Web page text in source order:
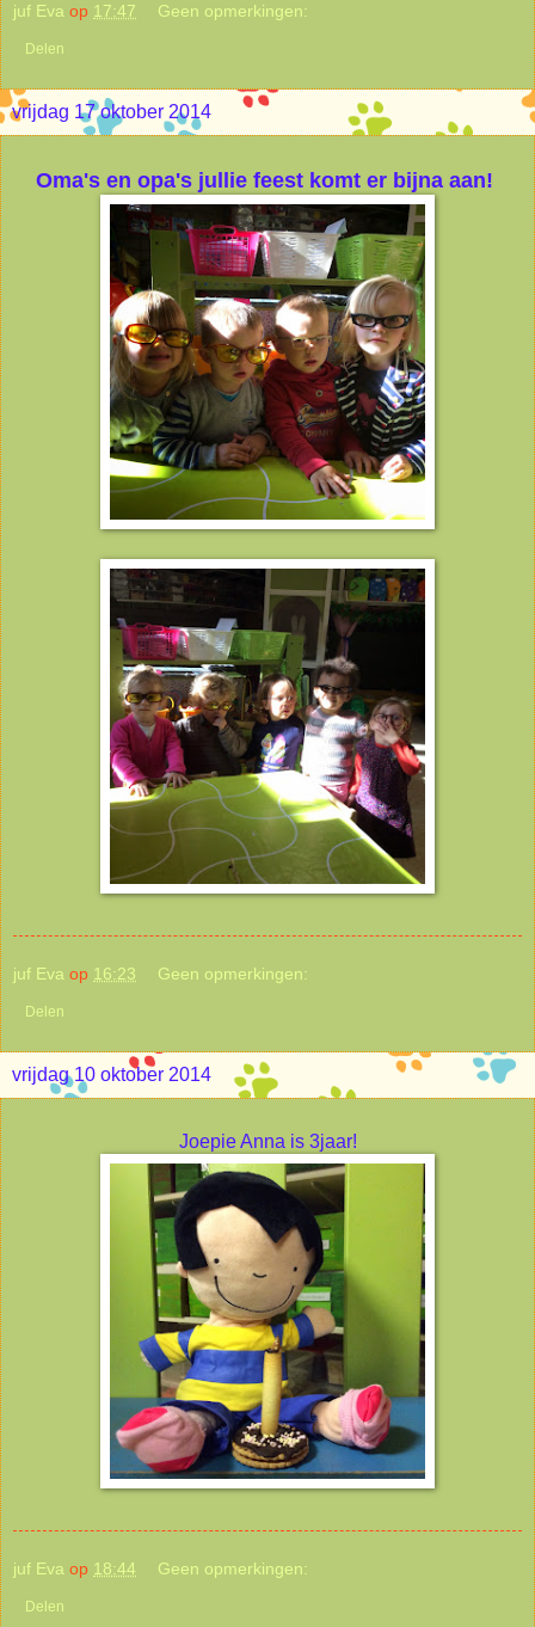
juf Eva op 17:47 Geen opmerkingen:
Delen
vrijdag 17 oktober 2014
Oma's en opa's jullie feest komt er bijna aan!
juf Eva op 16:23 Geen opmerkingen:
Delen
vrijdag 10 oktober 2014
Joepie Anna is 3jaar!
juf Eva op 18:44 Geen opmerkingen:
Delen